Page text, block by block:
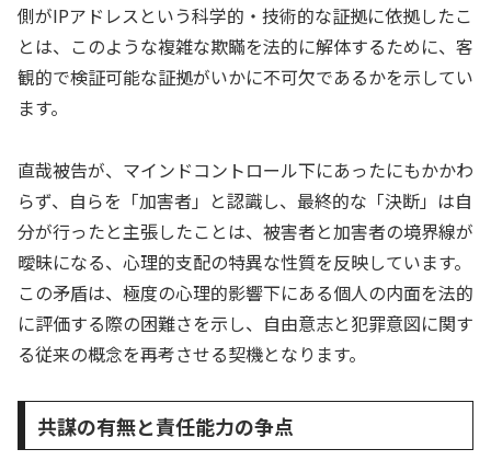
側がIPアドレスという科学的・技術的な証拠に依拠したこ
とは、このような複雑な欺瞞を法的に解体するために、客
観的で検証可能な証拠がいかに不可欠であるかを示してい
ます。
直哉被告が、マインドコントロール下にあったにもかかわ
らず、自らを「加害者」と認識し、最終的な「決断」は自
分が行ったと主張したことは、被害者と加害者の境界線が
曖昧になる、心理的支配の特異な性質を反映しています。
この矛盾は、極度の心理的影響下にある個人の内面を法的
に評価する際の困難さを示し、自由意志と犯罪意図に関す
る従来の概念を再考させる契機となります。
共謀の有無と責任能力の争点